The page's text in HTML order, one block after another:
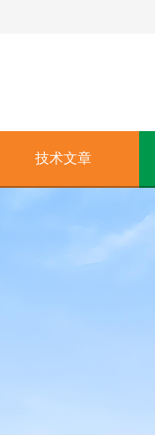
技术文章